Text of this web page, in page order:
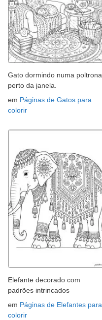
Gato dormindo numa poltrona
perto da janela.
em Páginas de Gatos para
colorir
Elefante decorado com
padrões intrincados
em Páginas de Elefantes para
colorir